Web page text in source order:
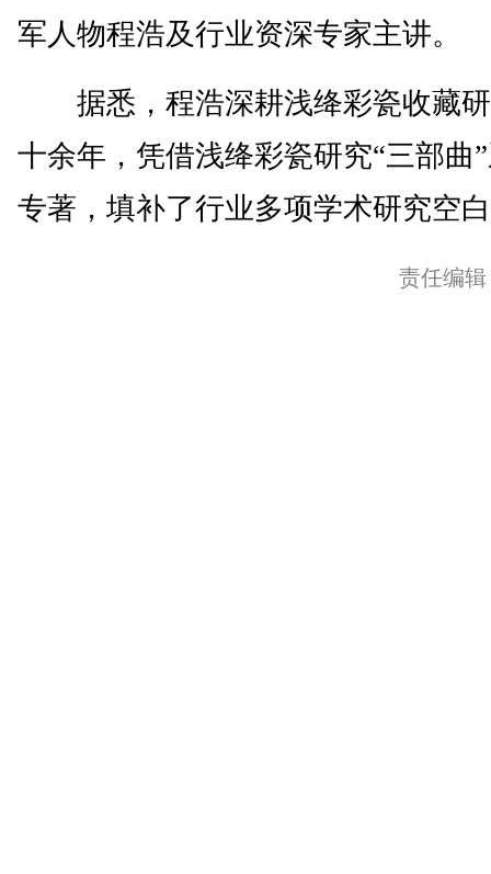
军人物程浩及行业资深专家主讲。
据悉，程浩深耕浅绛彩瓷收藏
十余年，凭借浅绛彩瓷研究“三部曲
专著，填补了行业多项学术研究空
责任编